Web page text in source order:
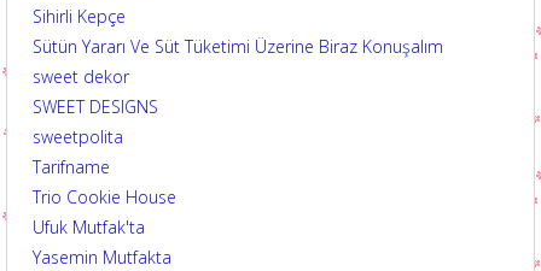
Sihirli Kepçe
Sütün Yararı Ve Süt Tüketimi Üzerine Biraz Konuşalım
sweet dekor
SWEET DESIGNS
sweetpolita
Tarifname
Trio Cookie House
Ufuk Mutfak'ta
Yasemin Mutfakta